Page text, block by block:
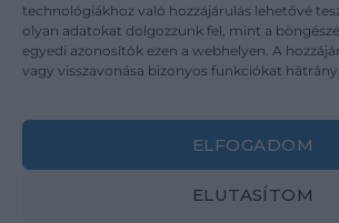
technológiákhoz való hozzájárulás lehetővé
olyan adatokat dolgozzunk fel, mint a
egyedi azonosítók ezen a webhelyen. A
vagy visszavonása bizonyos funkciókat
ELFOGADOM
ELUTASÍTOM
Kapcsolat